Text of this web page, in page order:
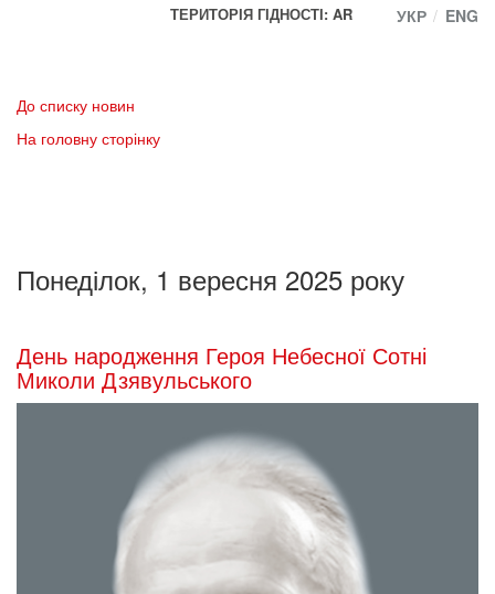
ТЕРИТОРІЯ ГІДНОСТІ: AR
УКР ENG
До списку новин
На головну сторінку
Понеділок, 1 вересня 2025 року
День народження Героя Небесної Сотні
Миколи Дзявульського